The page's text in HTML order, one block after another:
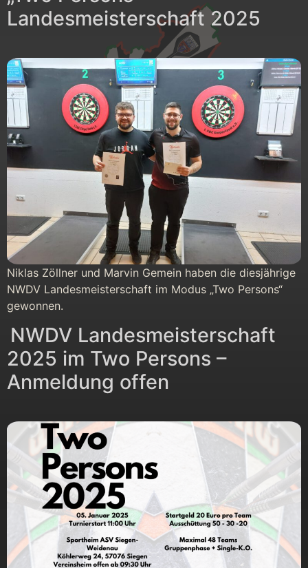
Landesmeisterschaft 2025
Niklas Zöllner und Marvin Gemein haben die diesjährige
NWDV Landesmeisterschaft im Modus „Two Persons“
gewonnen.
NWDV Landesmeisterschaft
2025 im Two Persons –
Anmeldung offen